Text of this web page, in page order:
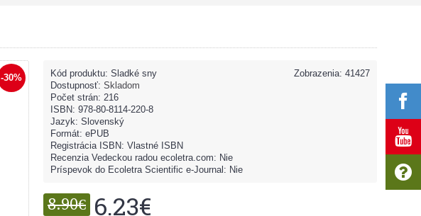
-30% Zobrazenia: 41427
Kód produktu: Sladké sny
Dostupnosť: Skladom
Počet strán: 216
ISBN: 978-80-8114-220-8
Jazyk: Slovenský
Formát: ePUB
Registrácia ISBN: Vlastné ISBN
Recenzia Vedeckou radou ecoletra.com: Nie
Príspevok do Ecoletra Scientific e-Journal: Nie
8.90€ 6.23€